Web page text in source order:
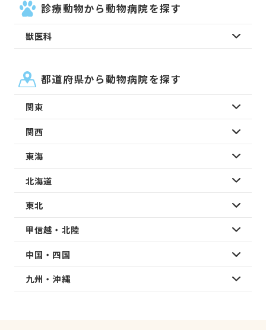
診療動物から動物病院を探す
獣医科
都道府県から動物病院を探す
関東
関西
東海
北海道
東北
甲信越・北陸
中国・四国
九州・沖縄